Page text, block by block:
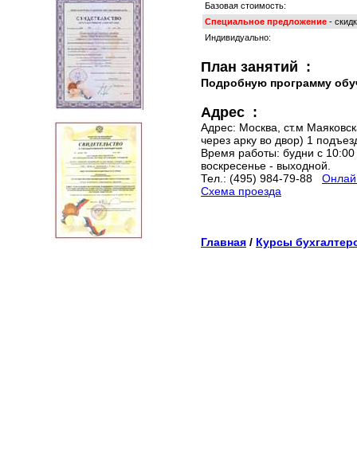
Базовая стоимость:
Специальное предложение -
Индивидуально:
План занятий :
Подробную программу
Адрес :
Адрес: Москва, ст.м
через арку во двор) 1
Время работы: будни с
воскресенье - выходной.
Тел.: (495) 984-79-88
Схема проезда
Главная / Курсы